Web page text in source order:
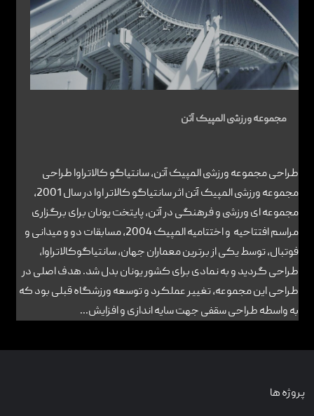
مجموعه ورزشی المپیک آتن
طراحی مجموعه ورزشی المپیک آتن، سانتیاگو کالاتراوا طراحی
مجموعه ورزشی المپیک آتن اثر سانتیاگو کالاتر اوا در سال 2001،
مجموعه ای ورزشی و فرهنگی در آتن، پایتخت یونان برای برگزاری
مراسم افتتاحیه و اختتامیه المپیک 2004، مسابقات دو و میدانی و
فوتبال، توسط یکی از برترین معماران جهان، سانتیاگوکالاتراوا،
طراحی گردید و به نمادی برای کشور یونان بدل شد. هدف اصلی در
طراحی این مجموعه، تغییر عملکرد و توسعه ورزشگاه قبلی بود که
به واسطه طراحی سقفی جهت سایه اندازی و افزایش...
پروژه ها